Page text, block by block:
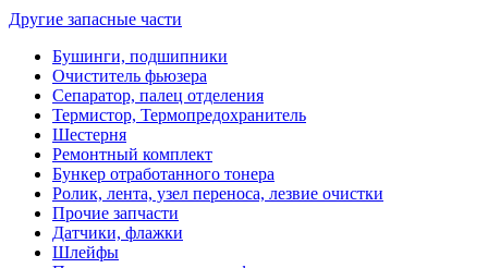
Другие запасные части
Бушинги, подшипники
Очиститель фьюзера
Сепаратор, палец отделения
Термистор, Термопредохранитель
Шестерня
Ремонтный комплект
Бункер отработанного тонера
Ролик, лента, узел переноса, лезвие очистки
Прочие запчасти
Датчики, флажки
Шлейфы